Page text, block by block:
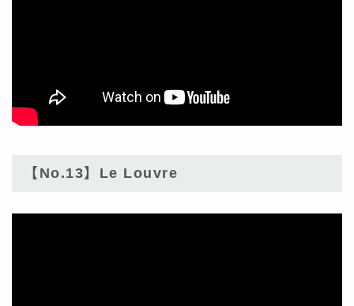
【No.13】Le Louvre